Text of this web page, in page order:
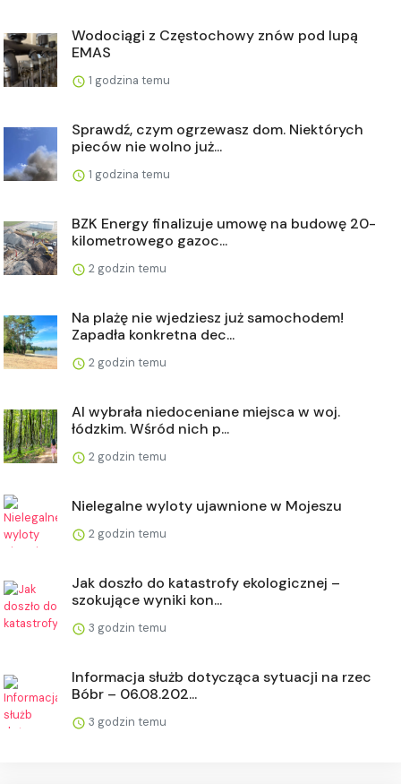
Wodociągi z Częstochowy znów pod lupą
EMAS
1 godzina temu
Sprawdź, czym ogrzewasz dom. Niektórych
pieców nie wolno już...
1 godzina temu
BZK Energy finalizuje umowę na budowę 20-
kilometrowego gazoc...
2 godzin temu
Na plażę nie wjedziesz już samochodem!
Zapadła konkretna dec...
2 godzin temu
AI wybrała niedoceniane miejsca w woj.
łódzkim. Wśród nich p...
2 godzin temu
Nielegalne wyloty ujawnione w Mojeszu
2 godzin temu
Jak doszło do katastrofy ekologicznej –
szokujące wyniki kon...
3 godzin temu
Informacja służb dotycząca sytuacji na rzec
Bóbr – 06.08.202...
3 godzin temu